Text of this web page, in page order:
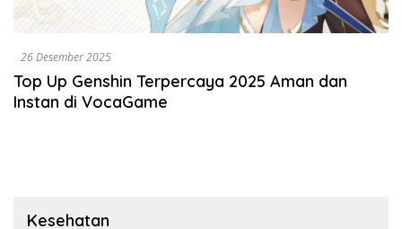
26 Desember 2025
Top Up Genshin Terpercaya 2025 Aman dan
Instan di VocaGame
Kesehatan